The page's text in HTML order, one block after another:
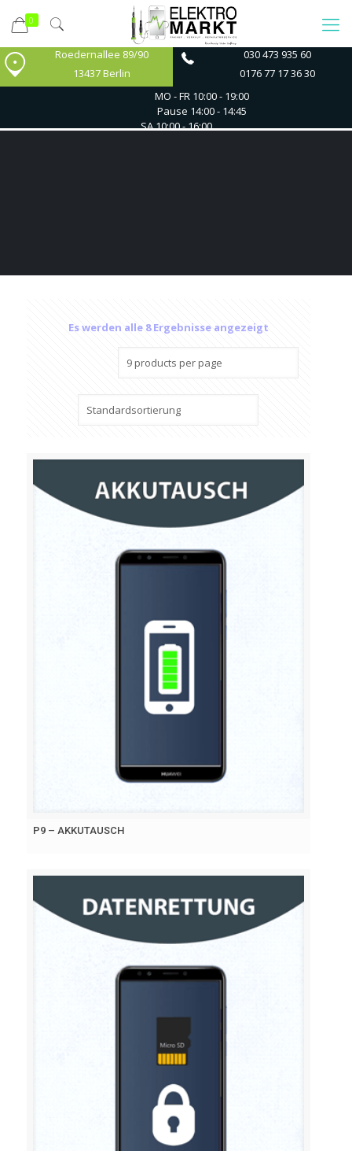
Roedernallee 89/90
13437 Berlin
030 473 935 60
0176 77 17 36 30
MO - FR 10:00 - 19:00
Pause 14:00 - 14:45
SA10:00 - 16:00
0
Es werden alle 8 Ergebnisse angezeigt
P9 – AKKUTAUSCH